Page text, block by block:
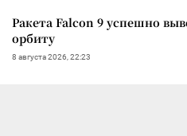
Ракета Falcon 9 успешно
орбиту
8 августа 2026, 22:23